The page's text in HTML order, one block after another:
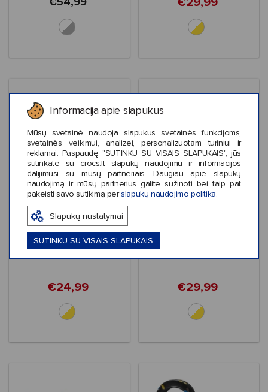
Informacija apie slapukus
Mūsų svetainė naudoja slapukus svetainės funkcijoms,
svetainės veikimui, analizei, personalizuotam turiniui ir
reklamai. Paspaudę "SUTINKU SU VISAIS SLAPUKAIS", jūs
sutinkate su crocs.lt slapukų naudojimu ir informacijos
dalijimusi su mūsų partneriais. Daugiau apie slapukų
naudojimą ir mūsų partnerius galite sužinoti bei taip pat
pakeisti savo sutikimą per slapukų naudojimo politika.
Slapukų nustatymai
SUTINKU SU VISAIS SLAPUKAIS
€54,99
Išpardavimas
Crocs™ Hello Kitty®
Classic Clog Toddlers’
€24,99
Išpardavimas
€29,99